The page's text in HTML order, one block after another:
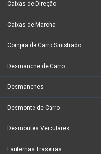
Caixas de Direção
Caixas de Marcha
Compra de Carro Sinistrado
Desmanche de Carro
Desmanches
Desmonte de Carro
Desmontes Veiculares
Lanternas Traseiras